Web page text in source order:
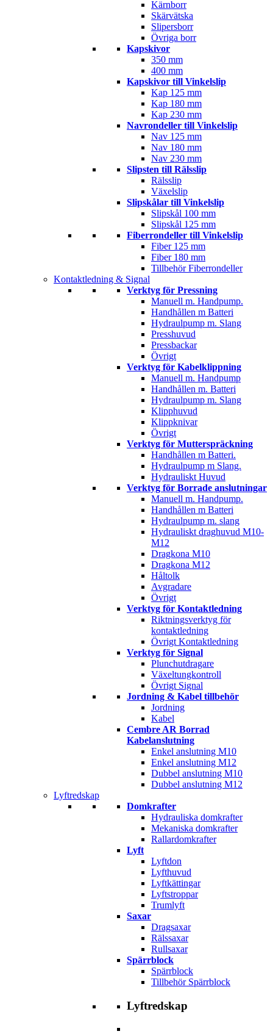
Kärnborr
Skärvätska
Slipersborr
Övriga borr
Kapskivor
350 mm
400 mm
Kapskivor till Vinkelslip
Kap 125 mm
Kap 180 mm
Kap 230 mm
Navrondeller till Vinkelslip
Nav 125 mm
Nav 180 mm
Nav 230 mm
Slipsten till Rälsslip
Rälsslip
Växelslip
Slipskålar till Vinkelslip
Slipskål 100 mm
Slipskål 125 mm
Fiberrondeller till Vinkelslip
Fiber 125 mm
Fiber 180 mm
Tillbehör Fiberrondeller
Kontaktledning & Signal
Verktyg för Pressning
Manuell m. Handpump.
Handhållen m Batteri
Hydraulpump m. Slang
Presshuvud
Pressbackar
Övrigt
Verktyg för Kabelklippning
Manuell m. Handpump
Handhållen m. Batteri
Hydraulpump m. Slang
Klipphuvud
Klippknivar
Övrigt
Verktyg för Mutterspräckning
Handhållen m Batteri.
Hydraulpump m Slang.
Hydrauliskt Huvud
Verktyg för Borrade anslutningar
Manuell m. Handpump.
Handhållen m Batteri
Hydraulpump m. slang
Hydrauliskt draghuvud M10-
M12
Dragkona M10
Dragkona M12
Håltolk
Avgradare
Övrigt
Verktyg för Kontaktledning
Riktningsverktyg för
kontaktledning
Övrigt Kontaktledning
Verktyg för Signal
Plunchutdragare
Växeltungkontroll
Övrigt Signal
Jordning & Kabel tillbehör
Jordning
Kabel
Cembre AR Borrad
Kabelanslutning
Enkel anslutning M10
Enkel anslutning M12
Dubbel anslutning M10
Dubbel anslutning M12
Lyftredskap
Domkrafter
Hydrauliska domkrafter
Mekaniska domkrafter
Rallardomkrafter
Lyft
Lyftdon
Lyfthuvud
Lyftkättingar
Lyftstroppar
Trumlyft
Saxar
Dragsaxar
Rälssaxar
Rullsaxar
Spärrblock
Spärrblock
Tillbehör Spärrblock
Lyftredskap